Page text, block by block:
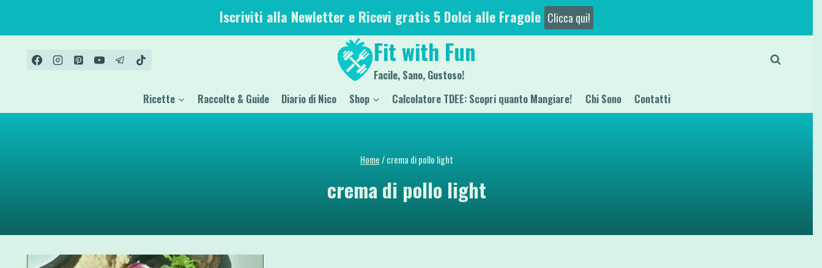
contenuto
Iscriviti alla Newletter e Ricevi gratis 5 Dolci alle Fragole Clicca qui!
Fit with Fun
Facile, Sano, Gustoso!
Ricette Raccolte & Guide Diario di Nico Shop Calcolatore TDEE: Scopri quanto Mangiare! Chi Sono Contatti
Home/ crema di pollo light
crema di pollo light